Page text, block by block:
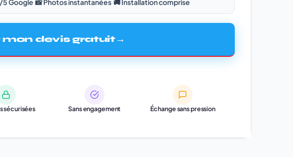
5 Google·📸 Photos instantanées·🚚 Installation comprise
mon devis gratuit
sécurisées Sans engagement Échange sans pression